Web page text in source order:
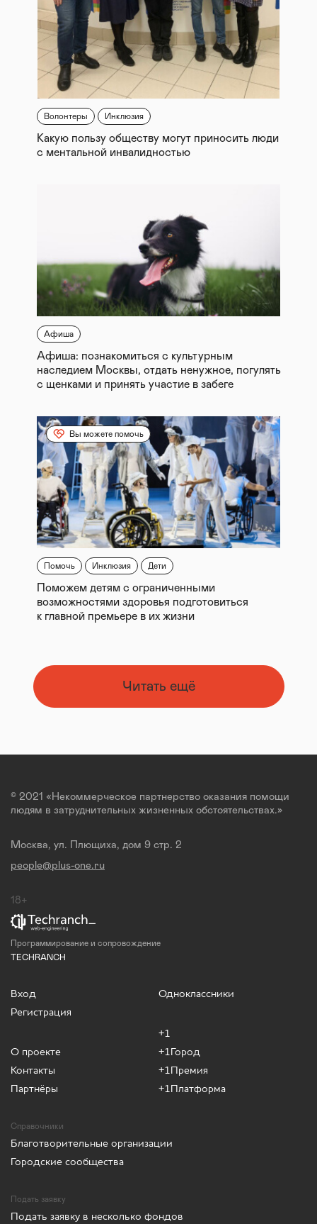
Волонтеры Инклюзия
Какую пользу обществу могут приносить люди
с ментальной инвалидностью
Афиша
Афиша: познакомиться с культурным
наследием Москвы, отдать ненужное, погулять
с щенками и принять участие в забеге
Вы можете помочь
Помочь Инклюзия Дети
Поможем детям с ограниченными
возможностями здоровья подготовиться
к главной премьере в их жизни
Читать ещё
© 2021 «Некоммерческое партнерство оказания помощи
людям в затруднительных жизненных обстоятельствах.»
Москва, ул. Плющиха, дом 9 стр. 2
people@plus-one.ru
18+
Программирование и сопровождение
TECHRANCH
Вход
Регистрация
О проекте
Контакты
Партнёры
Одноклассники
+1
+1Город
+1Премия
+1Платформа
Справочники
Благотворительные организации
Городские сообщества
Подать заявку
Подать заявку в несколько фондов